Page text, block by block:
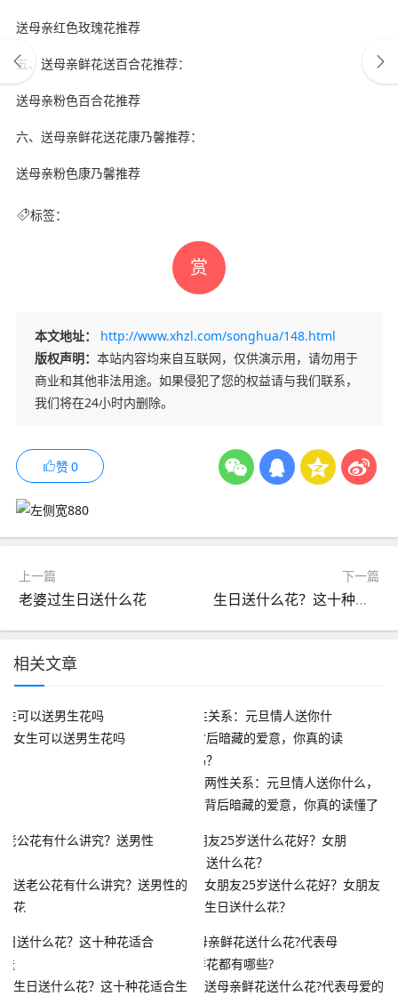
送母亲红色玫瑰花推荐
五、送母亲鲜花送百合花推荐：
送母亲粉色百合花推荐
六、送母亲鲜花送花康乃馨推荐：
送母亲粉色康乃馨推荐
标签：
赏
本文地址：
http://www.xhzl.com/songhua/148.html
版权声明： 本站内容均来自互联网，仅供演示用，请勿用于
商业和其他非法用途。如果侵犯了您的权益请与我们联系，
我们将在24小时内删除。
赞0
上一篇
老婆过生日送什么花
下一篇
生日送什么花？这十种花适合生日送
相关文章
女生可以送男生花吗
两性关系：元旦情人送你什么，
背后暗藏的爱意，你真的读懂了
送老公花有什么讲究？送男性的
花
女朋友25岁送什么花好？女朋友
生日送什么花？
生日送什么花？这十种花适合生
送母亲鲜花送什么花?代表母爱的